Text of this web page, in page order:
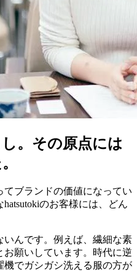
。その原点には
てブランドの価値になってい
のお客様には、どん
いんです。例えば、繊細な素
願いしています。時代に逆
でガシガシ洗える服の方が